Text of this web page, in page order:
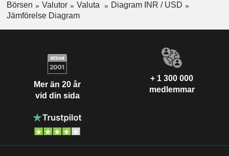
Börsen Valutor Valuta
Diagram INR / USD
Jämförelse Diagram
Mer än 20 år
vid din sida
+ 1 300 000
medlemmar